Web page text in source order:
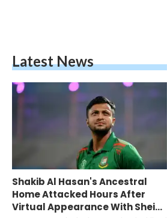
Latest News
Shakib Al Hasan's Ancestral
Home Attacked Hours After
Virtual Appearance With Sheikh